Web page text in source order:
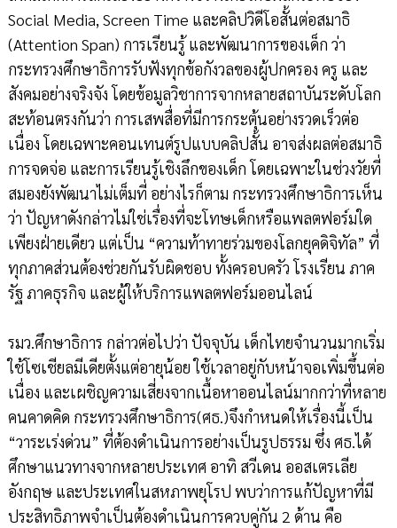
Social Media, Screen Time และคลิปวิดีโอสั้นต่อสมาธิ
(Attention Span) การเรียนรู้ และพัฒนาการของเด็ก ว่า
กระทรวงศึกษาธิการรับฟังทุกข้อกังวลของผู้ปกครอง ครู และ
สังคมอย่างจริงจัง โดยข้อมูลวิชาการจากหลายสถาบันระดับโลก
สะท้อนตรงกันว่า การเสพสื่อที่มีการกระตุ้นอย่างรวดเร็วต่อ
เนื่อง โดยเฉพาะคอนเทนต์รูปแบบคลิปสั้น อาจส่งผลต่อสมาธิ
การจดจ่อ และการเรียนรู้เชิงลึกของเด็ก โดยเฉพาะในช่วงวัยที่
สมองยังพัฒนาไม่เต็มที่ อย่างไรก็ตาม กระทรวงศึกษาธิการเห็น
ว่า ปัญหาดังกล่าวไม่ใช่เรื่องที่จะโทษเด็กหรือแพลตฟอร์มใด
เพียงฝ่ายเดียว แต่เป็น “ความท้าทายร่วมของโลกยุคดิจิทัล” ที่
ทุกภาคส่วนต้องช่วยกันรับผิดชอบ ทั้งครอบครัว โรงเรียน ภาค
รัฐ ภาคธุรกิจ และผู้ให้บริการแพลตฟอร์มออนไลน์
รมว.ศึกษาธิการ กล่าวต่อไปว่า ปัจจุบัน เด็กไทยจำนวนมากเริ่ม
ใช้โซเชียลมีเดียตั้งแต่อายุน้อย ใช้เวลาอยู่กับหน้าจอเพิ่มขึ้นต่อ
เนื่อง และเผชิญความเสี่ยงจากเนื้อหาออนไลน์มากกว่าที่หลาย
คนคาดคิด กระทรวงศึกษาธิการ(ศธ.)จึงกำหนดให้เรื่องนี้เป็น
“วาระเร่งด่วน” ที่ต้องดำเนินการอย่างเป็นรูปธรรม ซึ่ง ศธ.ได้
ศึกษาแนวทางจากหลายประเทศ อาทิ สวีเดน ออสเตรเลีย
อังกฤษ และประเทศในสหภาพยุโรป พบว่าการแก้ปัญหาที่มี
ประสิทธิภาพจำเป็นต้องดำเนินการควบคู่กัน 2 ด้าน คือ